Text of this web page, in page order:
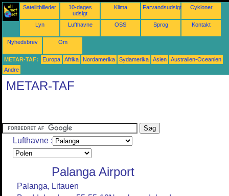
Satellitbilleder
10-dages
udsigt
Klima Farvandsudsigter Cykloner
Lyn Lufthavne OSS Sprog Kontakt
Nyhedsbrev Om
METAR-TAF: Europa Afrika Nordamerika Sydamerika Asien
Australien-Oceanien
Andre
METAR-TAF
Lufthavne :
Palanga Airport
Palanga, Litauen